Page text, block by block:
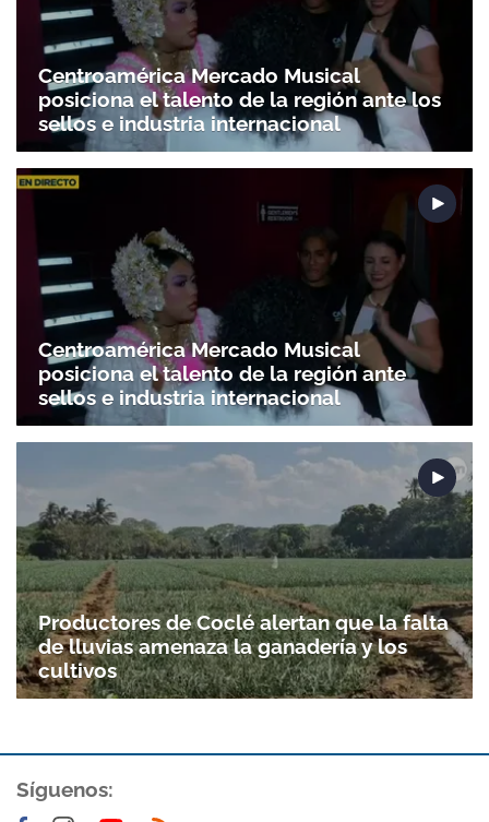
Gracias por suscribirte a nuestro boletín.
ACEPTAR
Centroamérica Mercado Musical
posiciona el talento de la región ante los
sellos e industria internacional
Centroamérica Mercado Musical
posiciona el talento de la región ante
sellos e industria internacional
Productores de Coclé alertan que la falta
de lluvias amenaza la ganadería y los
cultivos
Síguenos: